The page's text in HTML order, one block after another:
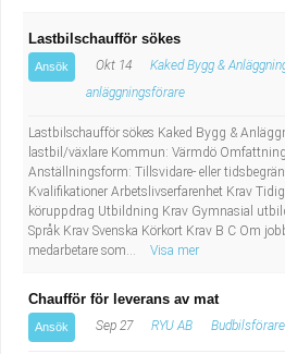
Lastbilschaufför sökes
Ansök Okt 14 Kaked Bygg &
anläggningsförare
Lastbilschaufför sökes Kaked Bygg &
lastbil/växlare Kommun: Värmdö
Anställningsform: Tillsvidare- eller
Kvalifikationer Arbetslivserfarenhet Krav
köruppdrag Utbildning Krav Gymnasial
Språk Krav Svenska Körkort Krav B C Om
medarbetare som...
Visa mer
Chaufför för leverans av mat
Ansök Sep 27 RYU AB Budbilsförare